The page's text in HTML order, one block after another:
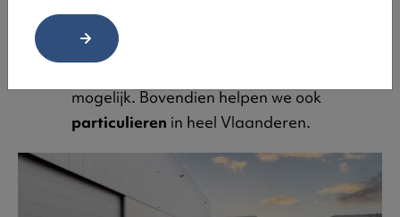
We zijn de
die stipt afvalcontainers willen. Ook lange
mogelijk. Bovendien helpen we ook
particulieren in heel Vlaanderen.